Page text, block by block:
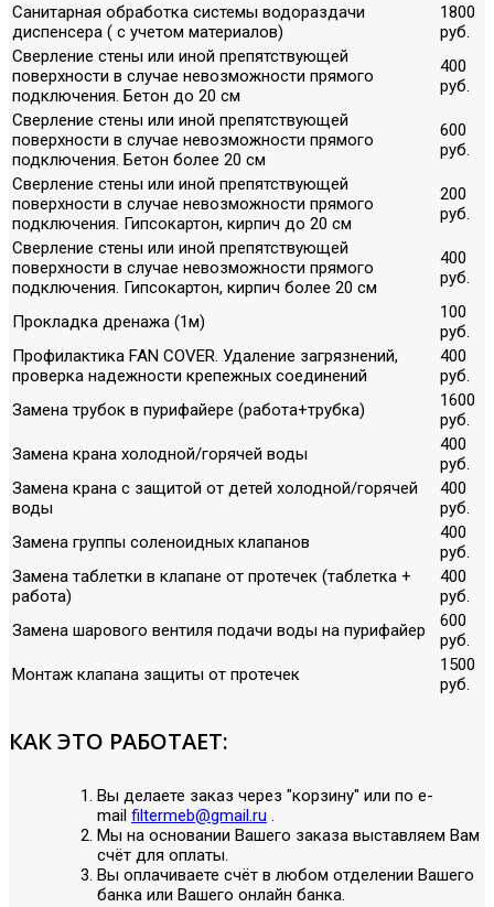
Санитарная обработка системы водораздачи
диспенсера ( с учетом материалов)
1800
руб.
Сверление стены или иной препятствующей
поверхности в случае невозможности прямого
подключения. Бетон до 20 см
400
руб.
Сверление стены или иной препятствующей
поверхности в случае невозможности прямого
подключения. Бетон более 20 см
600
руб.
Сверление стены или иной препятствующей
поверхности в случае невозможности прямого
подключения. Гипсокартон, кирпич до 20 см
200
руб.
Сверление стены или иной препятствующей
поверхности в случае невозможности прямого
подключения. Гипсокартон, кирпич более 20 см
400
руб.
Прокладка дренажа (1м)
100
руб.
Профилактика FAN COVER. Удаление загрязнений,
проверка надежности крепежных соединений
400
руб.
Замена трубок в пурифайере (работа+трубка)
1600
руб.
Замена крана холодной/горячей воды
400
руб.
Замена крана с защитой от детей холодной/горячей
воды
400
руб.
Замена группы соленоидных клапанов
400
руб.
Замена таблетки в клапане от протечек (таблетка +
работа)
400
руб.
Замена шарового вентиля подачи воды на пурифайер
600
руб.
Монтаж клапана защиты от протечек
1500
руб.
КАК ЭТО РАБОТАЕТ:
Вы делаете заказ через "корзину" или по е-
mail filtermeb@gmail.ru .
Мы на основании Вашего заказа выставляем Вам
счёт для оплаты.
Вы оплачиваете счёт в любом отделении Вашего
банка или Вашего онлайн банка.